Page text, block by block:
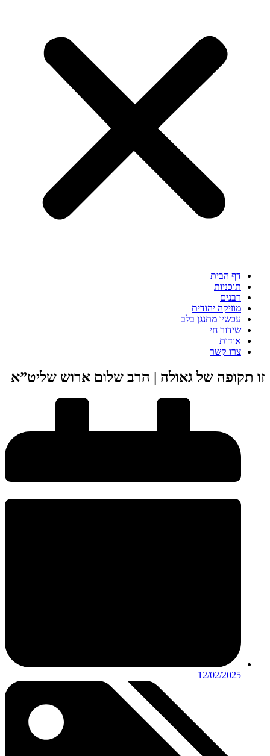
דף הבית
תוכניות
רבנים
מוזיקה יהודית
עכשיו מתנגן בלב
שידור חי
אודות
צרו קשר
זו תקופה של גאולה | הרב שלום ארוש שליט”א
12/02/2025